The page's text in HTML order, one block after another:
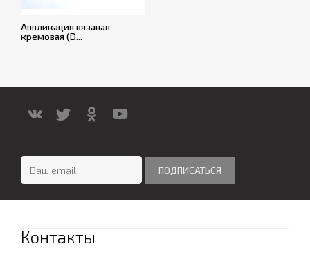
Аппликация вязаная
кремовая (D...
Контакты